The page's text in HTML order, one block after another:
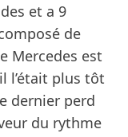
et a 9
de
Mercedes est
l’était plus tôt
dernier perd
du rythme